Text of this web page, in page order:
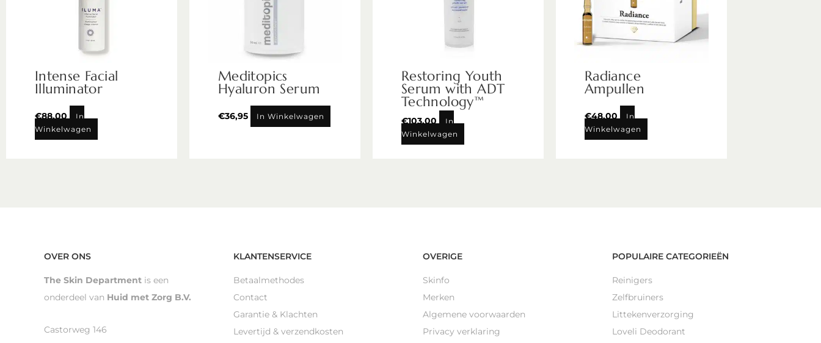
Intense Facial
Illuminator
€88,00
In
Winkelwagen
Meditopics
Hyaluron Serum
€36,95 In Winkelwagen
Restoring Youth
Serum with ADT
Technology™
€103,00
In
Winkelwagen
Radiance
Ampullen
€48,00
In
Winkelwagen
OVER ONS
The Skin Department is een
onderdeel van Huid met Zorg B.V.
Castorweg 146
KLANTENSERVICE
Betaalmethodes
Contact
Garantie & Klachten
Levertijd & verzendkosten
OVERIGE
Skinfo
Merken
Algemene voorwaarden
Privacy verklaring
POPULAIRE CATEGORIEËN
Reinigers
Zelfbruiners
Littekenverzorging
Loveli Deodorant